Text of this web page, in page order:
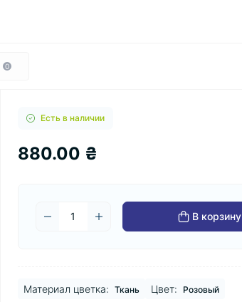
0
Есть в наличии
880.00 ₴
В корзину
Материал цветка: Ткань Цвет: Розовый